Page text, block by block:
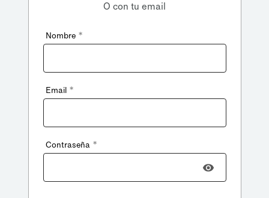
O con tu email
Nombre *
Email *
Contraseña *